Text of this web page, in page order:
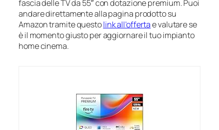
fascia delle TV da 55″ con dotazione premium. Puoi
andare direttamente alla pagina prodotto su
Amazon tramite questolink all’offertae valutare se
è il momento giusto per aggiornare il tuo impianto
home cinema.